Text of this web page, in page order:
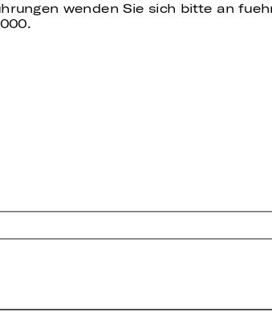
wenden Sie sich bitte an